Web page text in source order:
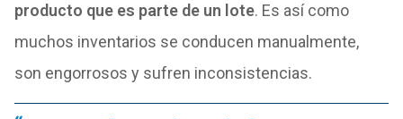
producto que es parte de un lote. Es así como
muchos inventarios se conducen manualmente,
son engorrosos y sufren inconsistencias.